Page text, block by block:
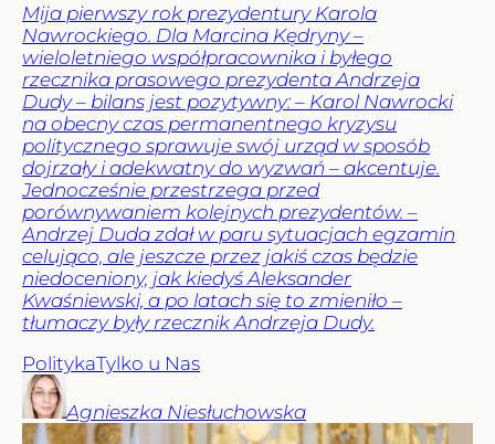
Mija pierwszy rok prezydentury Karola
Nawrockiego. Dla Marcina Kędryny –
wieloletniego współpracownika i byłego
rzecznika prasowego prezydenta Andrzeja
Dudy – bilans jest pozytywny: – Karol Nawrocki
na obecny czas permanentnego kryzysu
politycznego sprawuje swój urząd w sposób
dojrzały i adekwatny do wyzwań – akcentuje.
Jednocześnie przestrzega przed
porównywaniem kolejnych prezydentów. –
Andrzej Duda zdał w paru sytuacjach egzamin
celująco, ale jeszcze przez jakiś czas będzie
niedoceniony, jak kiedyś Aleksander
Kwaśniewski, a po latach się to zmieniło –
tłumaczy były rzecznik Andrzeja Dudy.
PolitykaTylko u Nas
Agnieszka Niesłuchowska